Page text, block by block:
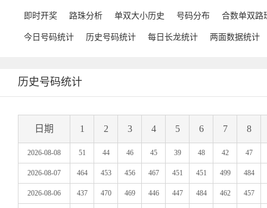
即时开奖 路珠分析 单双大小历史 号码分布 合数单双路
今日号码统计 历史号码统计 每日长龙统计 两面数据统计
历史号码统计
日期 1 2 3 4 5 6 7 8
2026-08-08 51 44 46 45 39 48 42 47
2026-08-07 464 453 456 467 451 451 499 484
2026-08-06 437 470 469 446 447 484 462 457